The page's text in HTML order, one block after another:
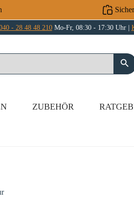
- 28 48 48 210Mo-Fr, 08:30 - 17:30 Uhr |
ZUBEHÖR